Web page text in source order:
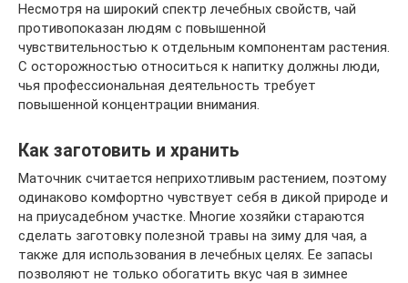
Несмотря на широкий спектр лечебных свойств, чай
противопоказан людям с повышенной
чувствительностью к отдельным компонентам растения.
С осторожностью относиться к напитку должны люди,
чья профессиональная деятельность требует
повышенной концентрации внимания.
Как заготовить и хранить
Маточник считается неприхотливым растением, поэтому
одинаково комфортно чувствует себя в дикой природе и
на приусадебном участке. Многие хозяйки стараются
сделать заготовку полезной травы на зиму для чая, а
также для использования в лечебных целях. Ее запасы
позволяют не только обогатить вкус чая в зимнее